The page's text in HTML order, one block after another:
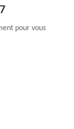
pour vous